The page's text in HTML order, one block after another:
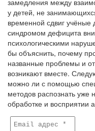
замедления между
у детей, не
временной сдвиг учёные
синдромом дефицита
психологическими
бы объяснить, почему
названные проблемы и
возникают вместе.
можно ли с помощью
методов распознать уже
обработке и восприятии